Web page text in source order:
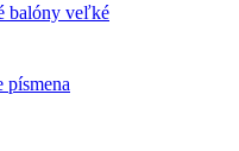
balóny veľké
písmena